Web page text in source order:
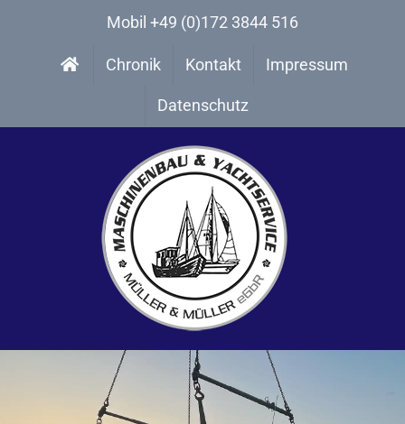
Mobil +49 (0)172 3844 516
Chronik Kontakt Impressum
Datenschutz